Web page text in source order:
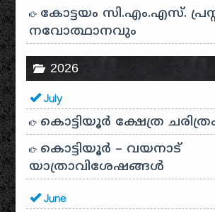
കോട്ടയം സി.എം.എസ്.
നവോത്ഥാനവും
2026
July
കൊട്ടിയൂർ ക്ഷേത്ര
കൊട്ടിയൂർ – വയനാട്
യാത്രാവിശേഷങ്ങൾ
June